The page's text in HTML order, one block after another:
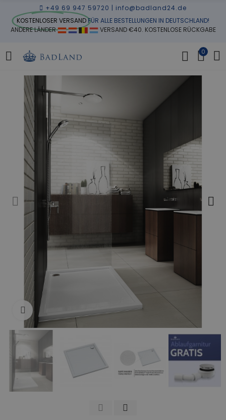
+49 69 947 59720 | info@badland24.de
KOSTENLOSER VERSANDFÜR ALLE BESTELLUNGEN IN DEUTSCHLAND!
ANDERE LÄNDER
VERSAND €40. KOSTENLOSE RÜCKGABE
0
Zum Vergrößern anklicken